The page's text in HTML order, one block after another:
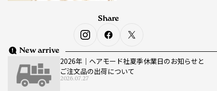
New arrive
2026年｜ヘアモード社夏季休業日のお知らせと
ご注文品の出荷について
2026.07.27
Share